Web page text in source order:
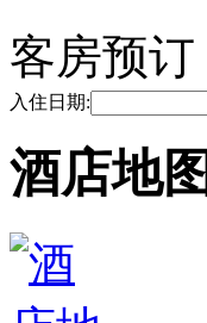
客房预订
入住日期:
酒店地图